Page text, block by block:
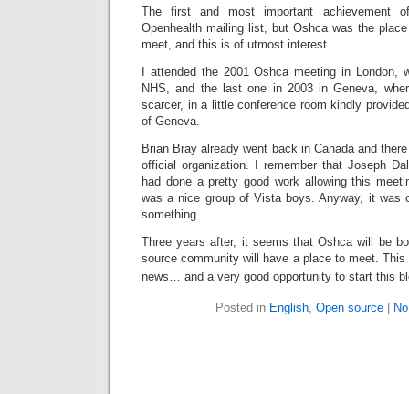
The first and most important achievement
Openhealth mailing list, but Oshca was the
meet, and this is of utmost interest.
I attended the 2001 Oshca meeting in London,
NHS, and the last one in 2003 in Geneva,
scarcer, in a little conference room kindly
of Geneva.
Brian Bray already went back in Canada and
official organization. I remember that Joseph
had done a pretty good work allowing this
was a nice group of Vista boys. Anyway, it was
something.
Three years after, it seems that Oshca will be
source community will have a place to meet.
news… and a very good opportunity to start this
Posted in English, Open source|